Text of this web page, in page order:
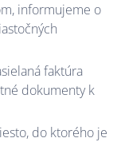
informujeme o
faktúra
dokumenty k
do ktorého je